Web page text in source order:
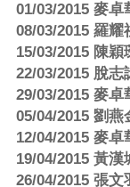
01/03/2015 麥
08/03/2015 羅
15/03/2015 陳
22/03/2015 脫
29/03/2015 麥
05/04/2015 劉
12/04/2015 麥
19/04/2015 黃
26/04/2015 張